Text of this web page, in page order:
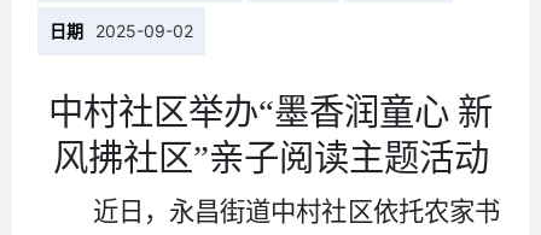
日期 2025-09-02
中村社区举办“墨香润童心 新
风拂社区”亲子阅读主题活动
近日，永昌街道中村社区依托农家书